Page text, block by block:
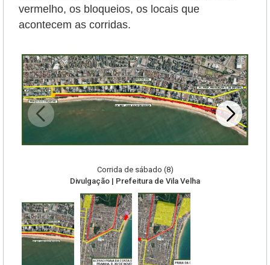
vermelho, os bloqueios, os locais que
acontecem as corridas.
Corrida de sábado (8)
Divulgação | Prefeitura de Vila Velha